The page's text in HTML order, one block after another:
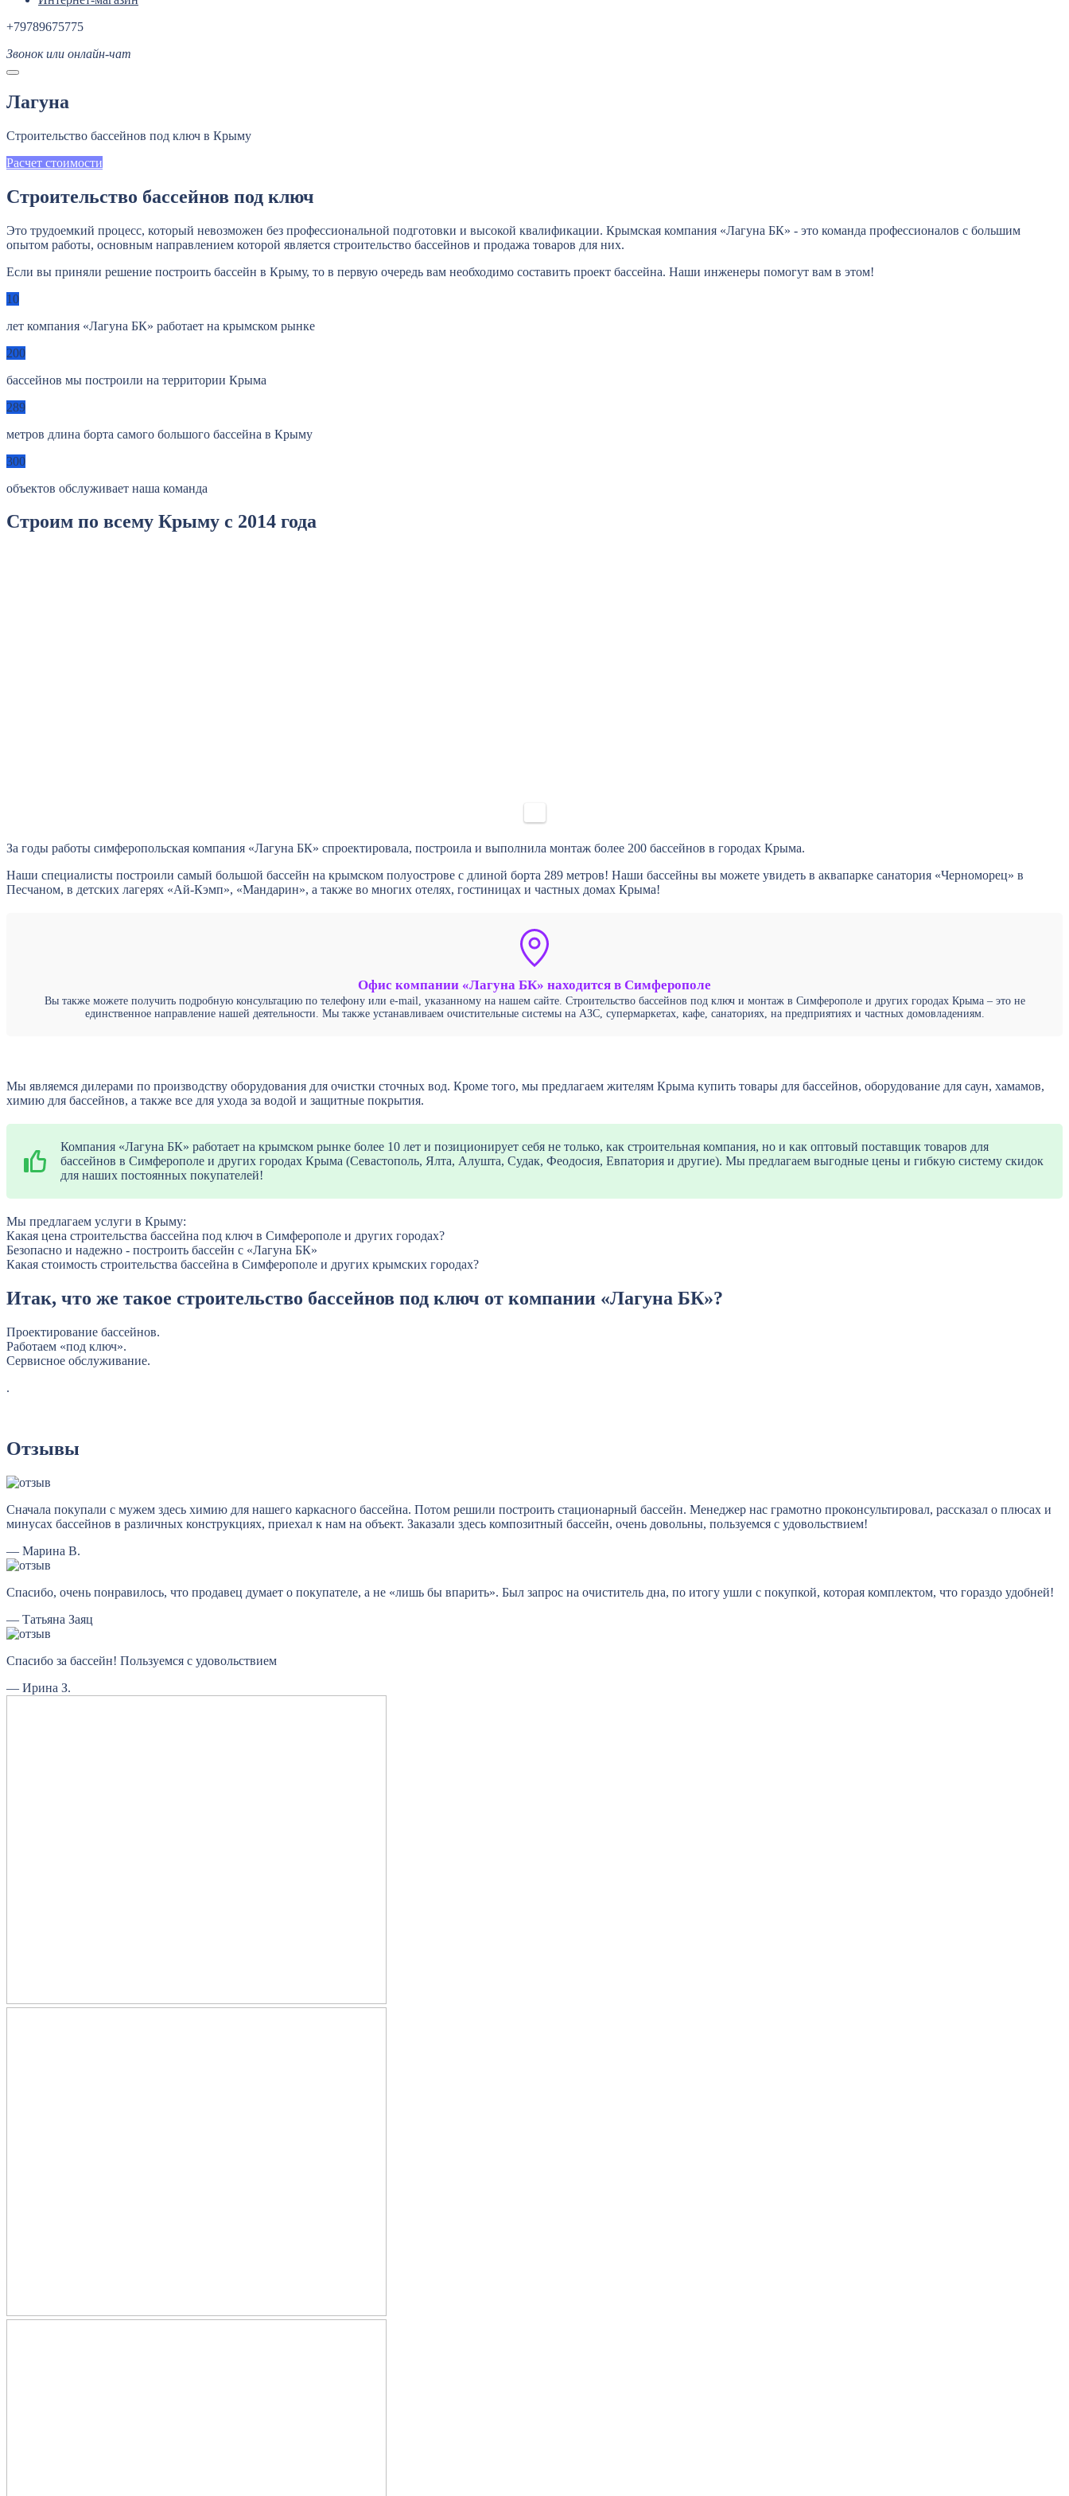
+79789675775
Звонок или онлайн-чат
Лагуна
Строительство бассейнов под ключ в Крыму
Расчет стоимости
Строительство бассейнов под ключ
Это трудоемкий процесс, который невозможен без профессиональной подготовки и высокой квалификации. Крымская компания «Лагуна БК» - это команда профессионалов с большим
опытом работы, основным направлением которой является строительство бассейнов и продажа товаров для них.
Если вы приняли решение построить бассейн в Крыму, то в первую очередь вам необходимо составить проект бассейна. Наши инженеры помогут вам в этом!
10
лет компания «Лагуна БК» работает на крымском рынке
200
бассейнов мы построили на территории Крыма
289
метров длина борта самого большого бассейна в Крыму
300
объектов обслуживает наша команда
Строим по всему Крыму с 2014 года
За годы работы симферопольская компания «Лагуна БК» спроектировала, построила и выполнила монтаж более 200 бассейнов в городах Крыма.
Наши специалисты построили самый большой бассейн на крымском полуострове с длиной борта 289 метров! Наши бассейны вы можете увидеть в аквапарке санатория «Черноморец» в
Песчаном, в детских лагерях «Ай-Кэмп», «Мандарин», а также во многих отелях, гостиницах и частных домах Крыма!
Офис компании «Лагуна БК» находится в Симферополе
Вы также можете получить подробную консультацию по телефону или e-mail, указанному на нашем сайте. Строительство бассейнов под ключ и монтаж в Симферополе и других городах Крыма – это не
единственное направление нашей деятельности. Мы также устанавливаем очистительные системы на АЗС, супермаркетах, кафе, санаториях, на предприятиях и частных домовладениям.
Мы являемся дилерами по производству оборудования для очистки сточных вод. Кроме того, мы предлагаем жителям Крыма купить товары для бассейнов, оборудование для саун, хамамов,
химию для бассейнов, а также все для ухода за водой и защитные покрытия.
Компания «Лагуна БК» работает на крымском рынке более 10 лет и позиционирует себя не только, как строительная компания, но и как оптовый поставщик товаров для
бассейнов в Симферополе и других городах Крыма (Севастополь, Ялта, Алушта, Судак, Феодосия, Евпатория и другие). Мы предлагаем выгодные цены и гибкую систему скидок
для наших постоянных покупателей!
Мы предлагаем услуги в Крыму:
Какая цена строительства бассейна под ключ в Симферополе и других городах?
Безопасно и надежно - построить бассейн с «Лагуна БК»
Какая стоимость строительства бассейна в Симферополе и других крымских городах?
Итак, что же такое строительство бассейнов под ключ от компании «Лагуна БК»?
Проектирование бассейнов.
Работаем «под ключ».
Сервисное обслуживание.
.
Отзывы
Сначала покупали с мужем здесь химию для нашего каркасного бассейна. Потом решили построить стационарный бассейн. Менеджер нас грамотно проконсультировал, рассказал о плюсах и
минусах бассейнов в различных конструкциях, приехал к нам на объект. Заказали здесь композитный бассейн, очень довольны, пользуемся с удовольствием!
— Марина В.
Спасибо, очень понравилось, что продавец думает о покупателе, а не «лишь бы впарить». Был запрос на очиститель дна, по итогу ушли с покупкой, которая комплектом, что гораздо удобней!
— Татьяна Заяц
Спасибо за бассейн! Пользуемся с удовольствием
— Ирина З.